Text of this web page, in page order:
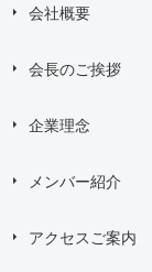
会社概要
会長のご挨拶
企業理念
メンバー紹介
アクセスご案内